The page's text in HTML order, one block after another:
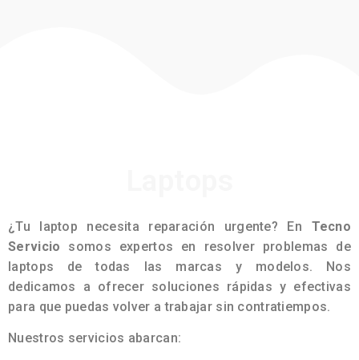
¿Tu laptop necesita reparación urgente? En Tecno
Servicio somos expertos en resolver problemas de
laptops de todas las marcas y modelos. Nos
dedicamos a ofrecer soluciones rápidas y efectivas
para que puedas volver a trabajar sin contratiempos.
Nuestros servicios abarcan: